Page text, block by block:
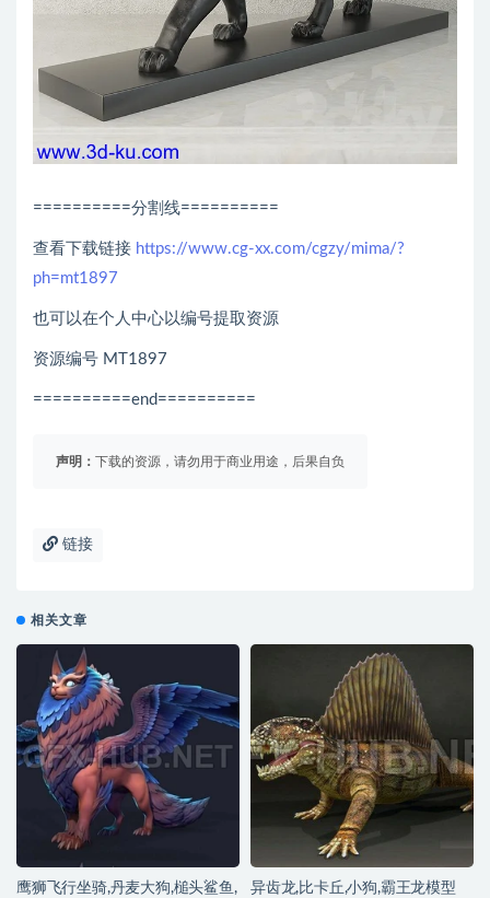
==========分割线==========
查看下载链接 https://www.cg-xx.com/cgzy/mima/?
ph=mt1897
也可以在个人中心以编号提取资源
资源编号 MT1897
==========end==========
声明： 下载的资源，请勿用于商业用途，后果自负
链接
相关文章
鹰狮飞行坐骑,丹麦大狗,槌头鲨鱼,
异齿龙,比卡丘,小狗,霸王龙模型